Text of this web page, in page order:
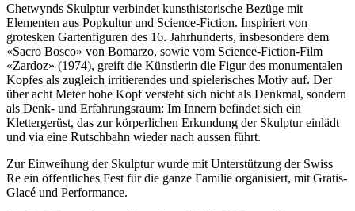
Chetwynds Skulptur verbindet kunsthistorische Bezüge mit
Elementen aus Popkultur und Science-Fiction. Inspiriert von
grotesken Gartenfiguren des 16. Jahrhunderts, insbesondere dem
«Sacro Bosco» von Bomarzo, sowie vom Science-Fiction-Film
«Zardoz» (1974), greift die Künstlerin die Figur des monumentalen
Kopfes als zugleich irritierendes und spielerisches Motiv auf. Der
über acht Meter hohe Kopf versteht sich nicht als Denkmal, sondern
als Denk- und Erfahrungsraum: Im Innern befindet sich ein
Klettergerüst, das zur körperlichen Erkundung der Skulptur einlädt
und via eine Rutschbahn wieder nach aussen führt.
Zur Einweihung der Skulptur wurde mit Unterstützung der Swiss
Re ein öffentliches Fest für die ganze Familie organisiert, mit Gratis-
Glacé und Performance.